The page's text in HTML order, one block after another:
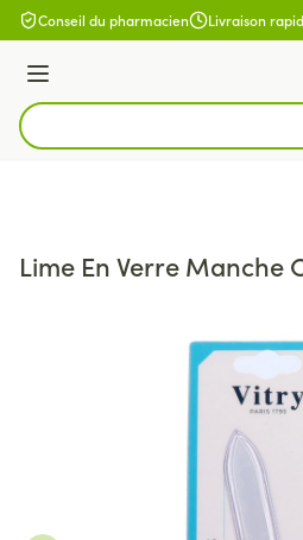
Aller au contenu
Conseil du pharmacien Livraison
Menu
Rechercher
Lime En Verre Manche